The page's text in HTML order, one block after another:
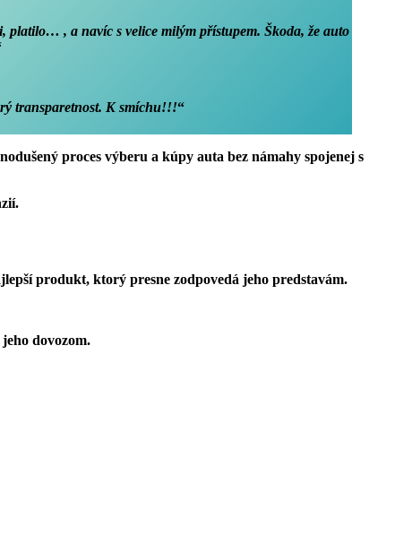
platilo… , a navíc s velice milým přístupem. Škoda, že auto
transparetnost. K smíchu!!!“
proces výberu a kúpy auta bez námahy spojenej s
produkt, ktorý presne zodpovedá jeho predstavám.
dovozom.